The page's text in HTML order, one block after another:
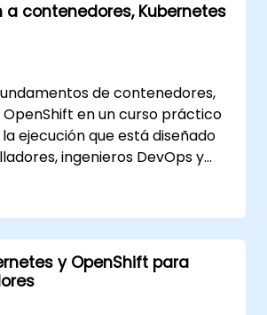
a contenedores, Kubernetes
de contenedores,
en un curso práctico
ejecución que está diseñado
ingenieros DevOps y
crear aplicaciones
desplegar cargas de
recursos de Kubernetes y
para agilizar la entrega de
en entornos de nube
y OpenShift para